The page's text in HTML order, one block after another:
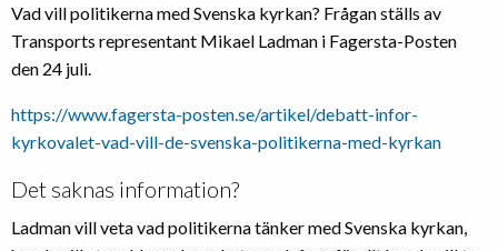
Vad vill politikerna med Svenska kyrkan? Frågan ställs av
Transports representant Mikael Ladman i Fagersta-Posten
den 24 juli.
https://www.fagersta-posten.se/artikel/debatt-infor-
kyrkovalet-vad-vill-de-svenska-politikerna-med-kyrkan
Det saknas information?
Ladman vill veta vad politikerna tänker med Svenska kyrkan,